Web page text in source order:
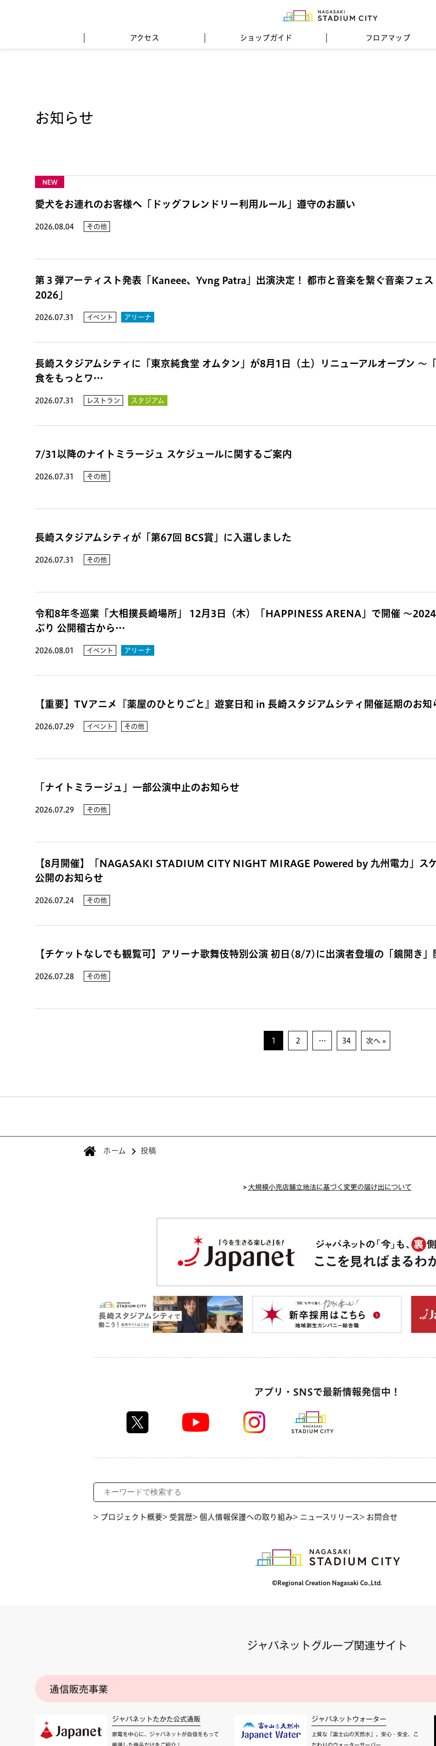
アクセス ショップガイド フロアマップ
お知らせ
NEW
愛犬をお連れのお客様へ「ドッグフレンドリー利用ルール」遵守のお願い
2026.08.04 その他
第３弾アーティスト発表「Kaneee、Yvng Patra」出演決定！ 都市と音楽を繋ぐ音楽フェ
2026」
2026.07.31 イベント アリーナ
長崎スタジアムシティに「東京純食堂 オムタン」が8月1日（土）リニューアルオープン 〜
食をもっとワ…
2026.07.31 レストラン スタジアム
7/31以降のナイトミラージュ スケジュールに関するご案内
2026.07.31 その他
長崎スタジアムシティが「第67回 BCS賞」に入選しました
2026.07.31 その他
令和8年冬巡業「大相撲長崎場所」 12月3日（木）「HAPPINESS ARENA」で開催 ～
ぶり 公開稽古から…
2026.08.01 イベント アリーナ
【重要】TVアニメ『薬屋のひとりごと』遊宴日和 in 長崎スタジアムシティ開催延期のお知
2026.07.29 イベント その他
「ナイトミラージュ」一部公演中止のお知らせ
2026.07.29 その他
【8月開催】「NAGASAKI STADIUM CITY NIGHT MIRAGE Powered by 九州電力」ス
公開のお知らせ
2026.07.24 その他
【チケットなしでも観覧可】アリーナ歌舞伎特別公演 初日(8/7)に出演者登壇の「鏡開き」
2026.07.28 その他
1 2 … 34 次へ »
ホーム 投稿
>大規模小売店舗立地法に基づく変更の届け出について
アプリ・SNSで最新情報発信中！
> プロジェクト概要> 受賞歴> 個人情報保護への取り組み> ニュースリリース> お問合せ
©Regional Creation Nagasaki Co.,Ltd.
ジャパネットグループ関連サイト
通信販売事業
ジャパネットたかた公式通販
家電を中心に、ジャパネットが自信をもって
ジャパネットウォーター
上質な「富士山の天然水」。安心・安全、こ